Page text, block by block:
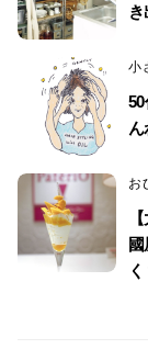
小
お